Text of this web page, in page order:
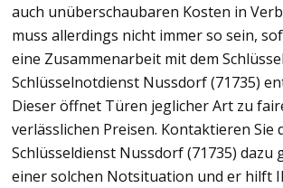
auch unüberschaubaren Kosten in
muss allerdings nicht immer so sein,
eine Zusammenarbeit mit dem
Schlüsselnotdienst Nussdorf (71735)
Dieser öffnet Türen jeglicher Art zu
verlässlichen Preisen. Kontaktieren Sie
Schlüsseldienst Nussdorf (71735) dazu
einer solchen Notsituation und er hilft